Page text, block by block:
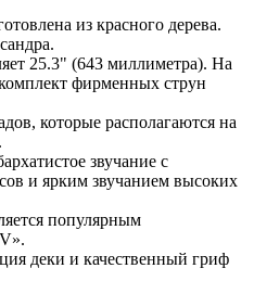
из красного дерева.
25.3" (643 миллиметра). На
фирменных струн
которые располагаются на
звучание с
и ярким звучанием высоких
популярным
деки и качественный гриф